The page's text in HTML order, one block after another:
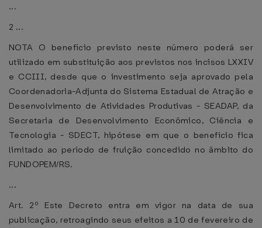
...
2 ...
NOTA O benefício previsto neste número poderá ser
utilizado em substituição aos previstos nos incisos LXXIV
e CCIII, desde que o investimento seja aprovado pela
Coordenadoria-Adjunta do Sistema Estadual de Atração e
Desenvolvimento de Atividades Produtivas - SEADAP, da
Secretaria de Desenvolvimento Econômico, Ciência e
Tecnologia - SDECT, hipótese em que o benefício fica
limitado ao período de fruição concedido no âmbito do
FUNDOPEM/RS.
...
Art. 2º Este Decreto entra em vigor na data de sua
publicação, retroagindo seus efeitos a 10 de fevereiro de